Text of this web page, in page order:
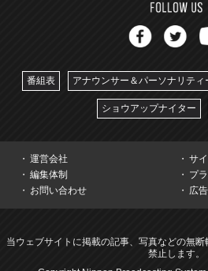
番組表 アナウンサー＆パーソナリティ
ショウアップナイター
運営会社
サ
編集体制
プ
お問い合わせ
広
当ウェブサイトに掲載の記事、写真などの無断
禁止します。